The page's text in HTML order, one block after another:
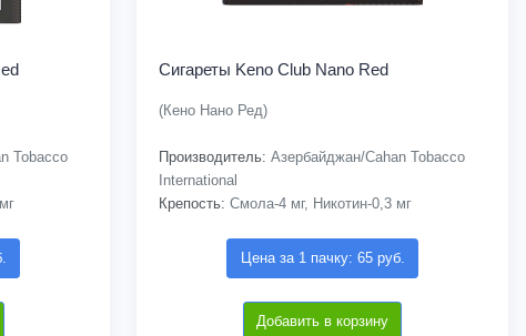
Tobacco
Сигареты Keno Club Nano Red
(Кено Нано Ред)
Производитель: Азербайджан/Cahan Tobacco
International
Крепость: Смола-4 мг, Никотин-0,3 мг
Цена за 1 пачку: 65 руб.
Добавить в корзину